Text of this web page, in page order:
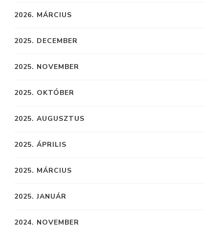
2026. MÁRCIUS
2025. DECEMBER
2025. NOVEMBER
2025. OKTÓBER
2025. AUGUSZTUS
2025. ÁPRILIS
2025. MÁRCIUS
2025. JANUÁR
2024. NOVEMBER